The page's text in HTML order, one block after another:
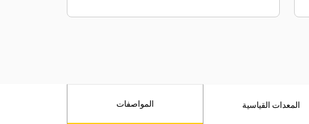
المواصفات المعدات القياسية